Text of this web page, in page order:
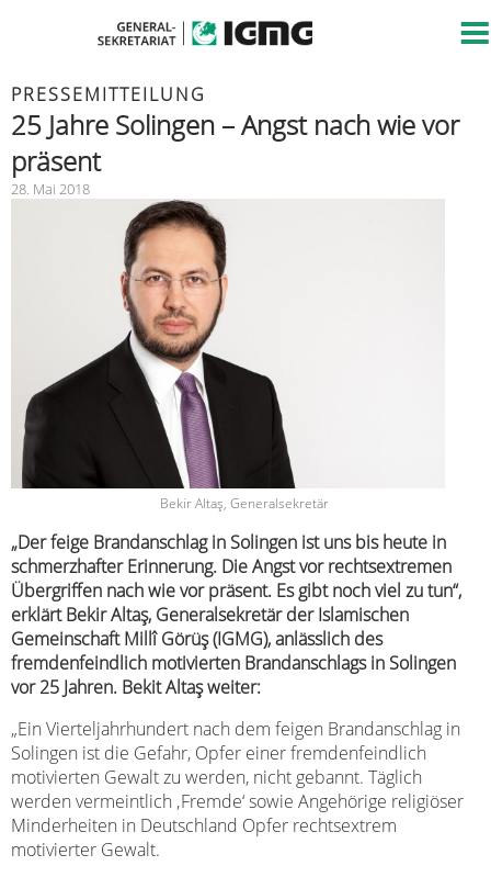
PRESSEMITTEILUNG
25 Jahre Solingen – Angst nach wie vor
präsent
28. Mai 2018
Bekir Altaş, Generalsekretär
„Der feige Brandanschlag in Solingen ist uns bis heute in
schmerzhafter Erinnerung. Die Angst vor rechtsextremen
Übergriffen nach wie vor präsent. Es gibt noch viel zu tun“,
erklärt Bekir Altaş, Generalsekretär der Islamischen
Gemeinschaft Millî Görüş (IGMG), anlässlich des
fremdenfeindlich motivierten Brandanschlags in Solingen
vor 25 Jahren. Bekit Altaş weiter:
„Ein Vierteljahrhundert nach dem feigen Brandanschlag in
Solingen ist die Gefahr, Opfer einer fremdenfeindlich
motivierten Gewalt zu werden, nicht gebannt. Täglich
werden vermeintlich ‚Fremde‘ sowie Angehörige religiöser
Minderheiten in Deutschland Opfer rechtsextrem
motivierter Gewalt.